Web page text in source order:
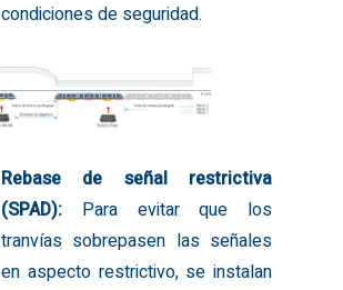
condiciones de seguridad.
Rebase de señal restrictiva
(SPAD): Para evitar que los
tranvías sobrepasen las señales
en aspecto restrictivo, se instalan